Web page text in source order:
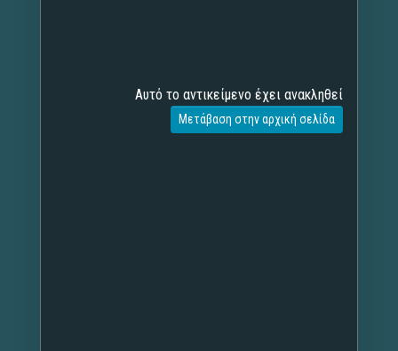
Αυτό το αντικείμενο έχει ανακληθεί
Μετάβαση στην αρχική σελίδα